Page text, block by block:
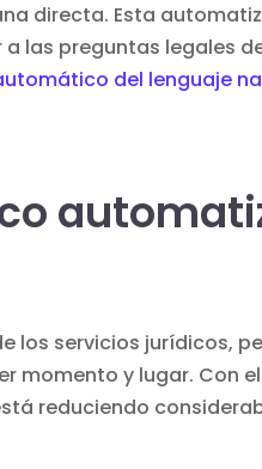
directa. Esta
las preguntas legales
del lenguaje
los servicios jurídicos,
momento y lugar. Con
reduciendo